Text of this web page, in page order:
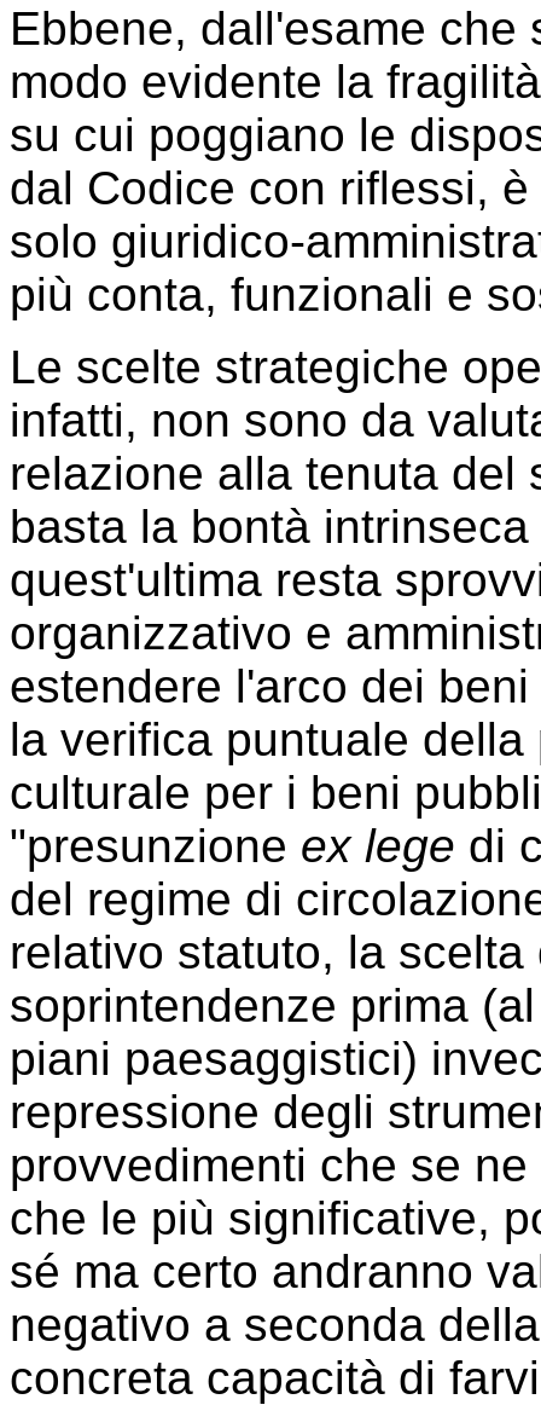
Ebbene, dall'esame
modo evidente la
su cui poggiano le
dal Codice con riflessi,
solo giuridico-
più conta, funzionali e
Le scelte strategiche
infatti, non sono da
relazione alla tenuta del
basta la bontà
quest'ultima resta
organizzativo e
estendere l'arco dei
la verifica puntuale
culturale per i beni
"presunzione ex lege di
del regime di
relativo statuto, la
soprintendenze prima
piani paesaggistici)
repressione degli
provvedimenti che se
che le più significative,
sé ma certo andranno
negativo a seconda
concreta capacità di